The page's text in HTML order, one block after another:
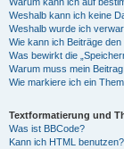
Weshalb kann ich keine
Weshalb wurde ich
Wie kann ich Beiträge
Was bewirkt die
Warum muss mein
Wie markiere ich ein
Textformatierung und
Was ist BBCode?
Kann ich HTML benutzen?